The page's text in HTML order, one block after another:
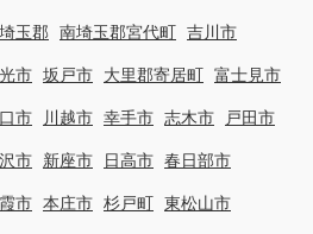
玉郡 南埼玉郡宮代町 吉川市
市 坂戸市 大里郡寄居町 富士見市
市 川越市 幸手市 志木市 戸田市
市 新座市 日高市 春日部市
市 本庄市 杉戸町 東松山市